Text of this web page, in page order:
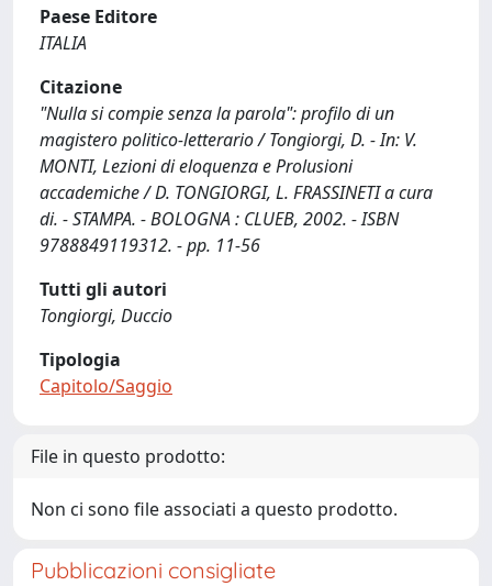
Paese Editore
ITALIA
Citazione
"Nulla si compie senza la parola": profilo di un
magistero politico-letterario / Tongiorgi, D. - In: V.
MONTI, Lezioni di eloquenza e Prolusioni
accademiche / D. TONGIORGI, L. FRASSINETI a cura
di. - STAMPA. - BOLOGNA : CLUEB, 2002. - ISBN
9788849119312. - pp. 11-56
Tutti gli autori
Tongiorgi, Duccio
Tipologia
Capitolo/Saggio
File in questo prodotto:
Non ci sono file associati a questo prodotto.
Pubblicazioni consigliate